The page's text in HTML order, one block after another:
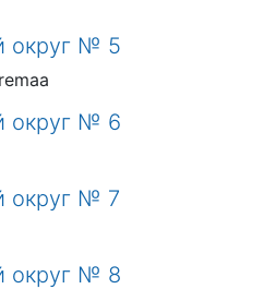
округ № 5
округ № 6
округ № 7
округ № 8